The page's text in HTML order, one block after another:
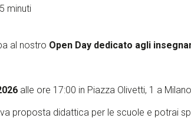
minuti
al nostro Open Day dedicato agli
alle ore 17:00 in Piazza Olivetti, 1 a
proposta didattica per le scuole e potrai